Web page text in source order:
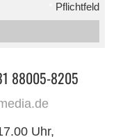
Pflichtfeld
88005-8205
Uhr,